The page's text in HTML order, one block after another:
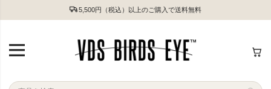
5,500円（税込）以上のご購入で送料無料